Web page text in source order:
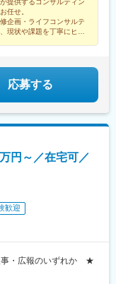
提供するコンサルティン
任せ。
企画・ライフコンサルテ
現状や課題を丁寧にヒア
応募する
円～／在宅可／
歓迎
事・広報のいずれか ★